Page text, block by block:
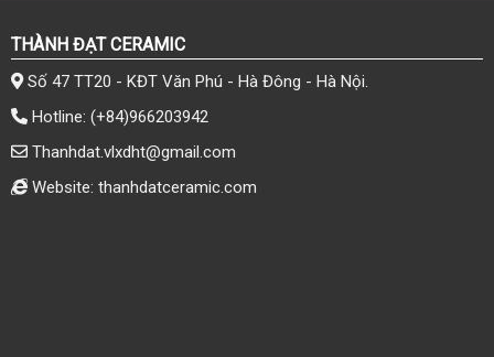
THÀNH ĐẠT CERAMIC
Số 47 TT20 - KĐT Văn Phú - Hà Đông - Hà Nội.
Hotline: (+84)966203942
Thanhdat.vlxdht@gmail.com
Website: thanhdatceramic.com